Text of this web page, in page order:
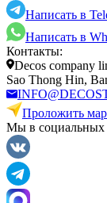
Написать в
Написать в
Контакты:
Decos company
Sao Thong Hin,
Проложить
Мы в социальных